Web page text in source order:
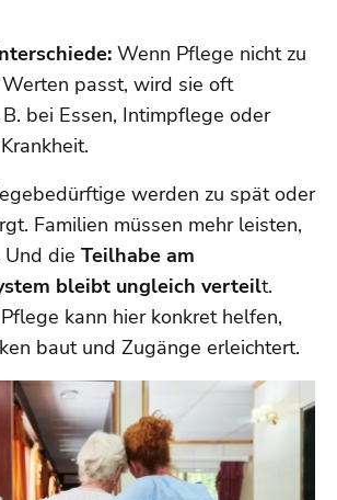
Wenn Pflege nicht zu
passt, wird sie oft
bei Essen, Intimpflege oder
werden zu spät oder
Familien müssen mehr leisten,
Und die Teilhabe am
bleibt ungleich verteilt.
kann hier konkret helfen,
baut und Zugänge erleichtert.